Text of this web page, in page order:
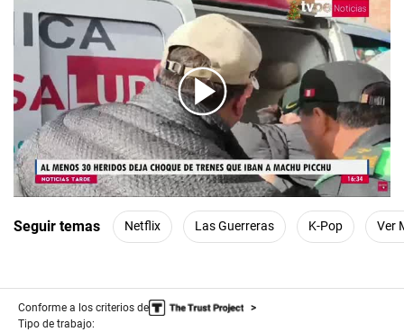
00:00/04:57
Seguir temas Netflix Las Guerreras K-Pop Ver
Conforme a los criterios de
Tipo de trabajo: